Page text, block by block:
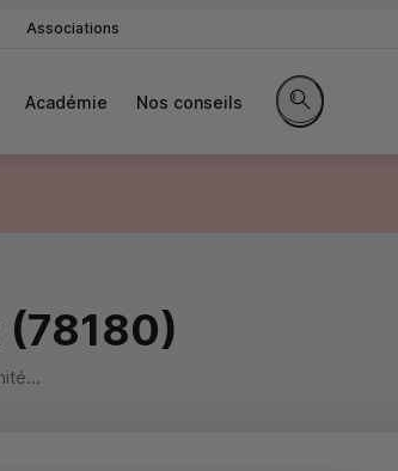
Associations
Académie Nos conseils
Rechercher